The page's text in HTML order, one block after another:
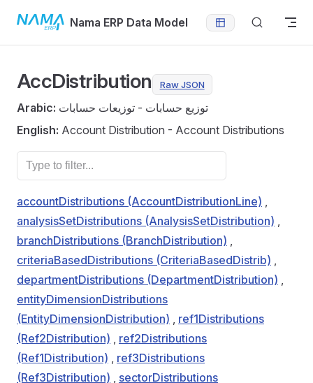
Skip to contentNama ERP Data Model
AccDistribution Raw JSON
Arabic: توزيع حسابات - توزيعات حسابات
English: Account Distribution - Account Distributions
accountDistributions (AccountDistributionLine) ,
analysisSetDistributions (AnalysisSetDistribution) ,
branchDistributions (BranchDistribution) ,
criteriaBasedDistributions (CriteriaBasedDistrib) ,
departmentDistributions (DepartmentDistribution) ,
entityDimensionDistributions
(EntityDimensionDistribution) , ref1Distributions
(Ref2Distribution) , ref2Distributions
(Ref1Distribution) , ref3Distributions
(Ref3Distribution) , sectorDistributions